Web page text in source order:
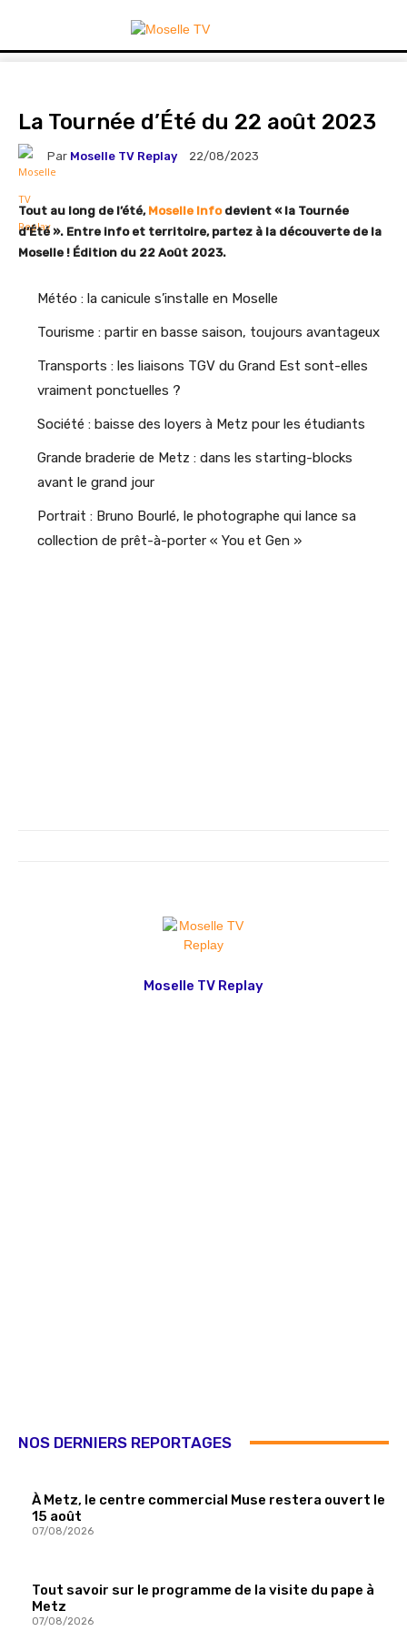
La Tournée d’Été du 22 août 2023
Par Moselle TV Replay 22/08/2023
Tout au long de l’été, Moselle Infodevient « la Tournée
d’Été ». Entre info et territoire, partez à la découverte de la
Moselle ! Édition du 22 Août 2023.
Météo : la canicule s’installe en Moselle
Tourisme : partir en basse saison, toujours avantageux
Transports : les liaisons TGV du Grand Est sont-elles
vraiment ponctuelles ?
Société : baisse des loyers à Metz pour les étudiants
Grande braderie de Metz : dans les starting-blocks
avant le grand jour
Portrait : Bruno Bourlé, le photographe qui lance sa
collection de prêt-à-porter « You et Gen »
Moselle TV Replay
NOS DERNIERS REPORTAGES
À Metz, le centre commercial Muse restera ouvert le
15 août
07/08/2026
Tout savoir sur le programme de la visite du pape à
Metz
07/08/2026